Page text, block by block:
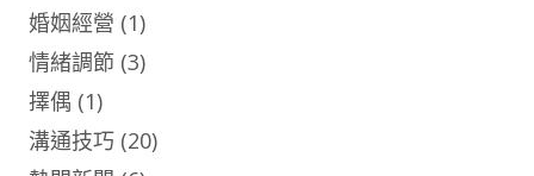
婚姻經營 (1)
情緒調節 (3)
擇偶 (1)
溝通技巧 (20)